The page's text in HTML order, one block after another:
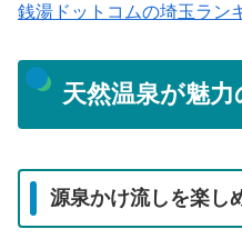
銭湯ドットコムの埼玉ラン
天然温泉が魅
源泉かけ流しを楽し